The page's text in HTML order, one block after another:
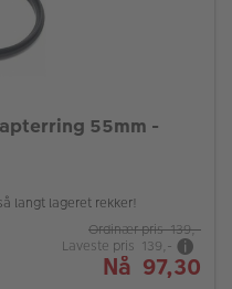
55mm -
langt lageret rekker!
Ordinær pris 139,-
Laveste pris 139,-
Nå 97,30